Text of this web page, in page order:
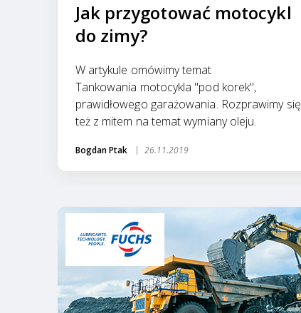
Jak przygotować motocykl
do zimy?
W artykule omówimy temat
Tankowania motocykla "pod korek",
prawidłowego garażowania. Rozprawimy się
też z mitem na temat wymiany oleju.
Bogdan Ptak 26.11.2019